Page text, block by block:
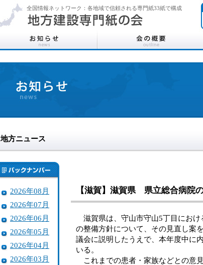
全国情報ネットワーク：各地域で信頼される専門紙33紙で構成
地方ニュース
2026年08月
2026年07月
2026年06月
2026年05月
2026年04月
2026年03月
【滋賀】滋賀県 県立総合病院
滋賀県は、守山市守山5丁目におけ
の整備方針について、その見直し案
議会に説明したうえで、本年度中に
いる。
これまでの患者・家族などとの意